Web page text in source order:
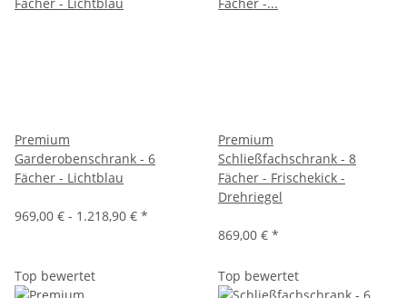
Premium
Garderobenschrank - 6
Fächer - Lichtblau
969,00 € - 1.218,90 € *
Premium
Schließfachschrank - 8
Fächer - Frischekick -
Drehriegel
869,00 € *
Top bewertet Top bewertet